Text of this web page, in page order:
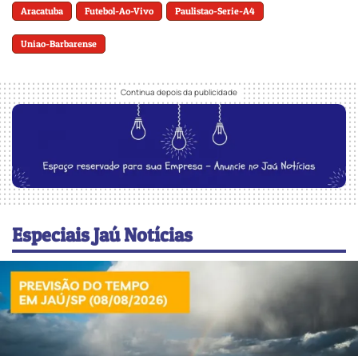
Aracatuba Futebol-Ao-Vivo Paulistao-Serie-A4
Uniao-Barbarense
Especiais Jaú Notícias